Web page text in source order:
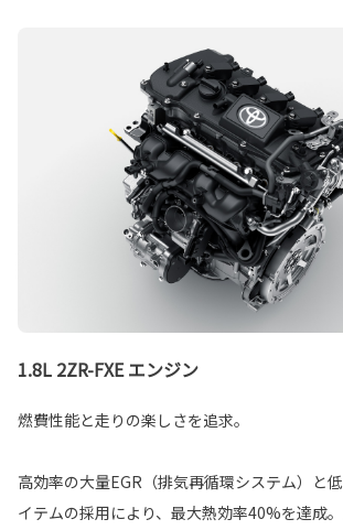
1.8L 2ZR-FXE エンジン
燃費性能と走りの楽しさを追求。
高効率の大量EGR（排気再循環システム）と
イテムの採用により、最大熱効率40%を達成